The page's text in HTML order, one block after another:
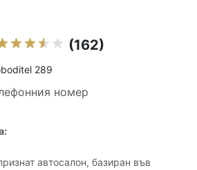
(162)
289
номер
автосалон, базиран във